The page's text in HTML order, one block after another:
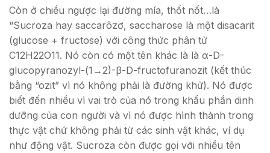
Còn ở chiều ngược lại đường mía, thốt nốt…là
“Sucroza hay saccarôzơ, saccharose là một disacarit
(glucose + fructose) với công thức phân tử
C12H22O11. Nó còn có một tên khác là là α-D-
glucopyranozyl-(1→2)-β-D-fructofuranozit (kết thúc
bằng “ozit” vì nó không phải là đường khử). Nó được
biết đến nhiều vì vai trò của nó trong khẩu phần dinh
dưỡng của con người và vì nó được hình thành trong
thực vật chứ không phải từ các sinh vật khác, ví dụ
như động vật. Sucroza còn được gọi với nhiều tên